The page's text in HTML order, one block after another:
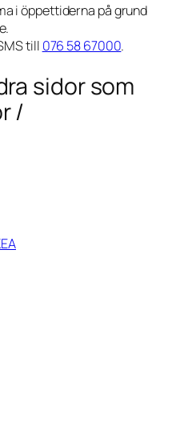
i öppettiderna på grund
till 076 58 67000.
sidor som
/